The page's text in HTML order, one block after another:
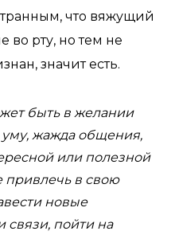
что вяжущий
во рту, но тем не
значит есть.
быть в желании
жажда общения,
или полезной
в свою
новые
связи, пойти на